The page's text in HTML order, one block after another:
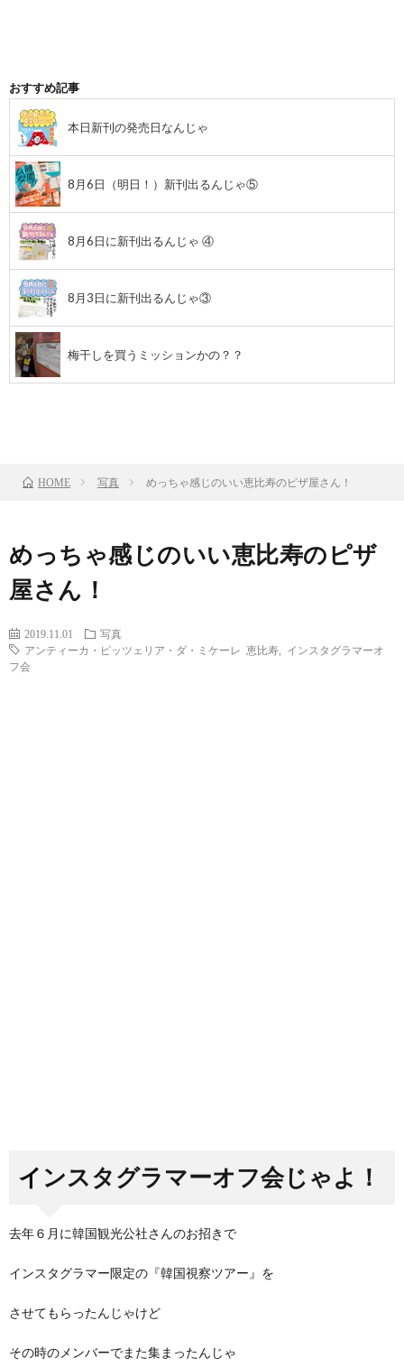
おすすめ記事
本日新刊の発売日なんじゃ
8月6日（明日！）新刊出るんじゃ⑤
8月6日に新刊出るんじゃ ④
8月3日に新刊出るんじゃ③
梅干しを買うミッションかの？？
HOME 写真 めっちゃ感じのいい恵比寿のピザ屋さん！
めっちゃ感じのいい恵比寿のピザ
屋さん！
2019.11.01
写真
アンティーカ・ピッツェリア・ダ・ミケーレ 恵比寿
インスタグラマーオ
フ会
インスタグラマーオフ会じゃよ！
去年６月に韓国観光公社さんのお招きで
インスタグラマー限定の『韓国視察ツアー』を
させてもらったんじゃけど
その時のメンバーでまた集まったんじゃ